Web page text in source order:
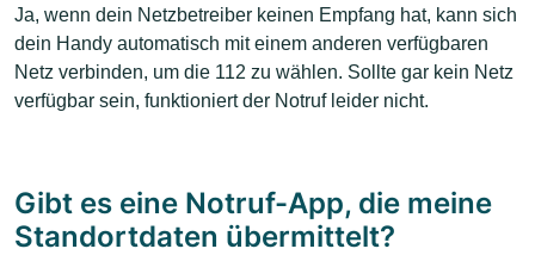
Ja, wenn dein Netzbetreiber keinen Empfang hat, kann sich
dein Handy automatisch mit einem anderen verfügbaren
Netz verbinden, um die 112 zu wählen. Sollte gar kein Netz
verfügbar sein, funktioniert der Notruf leider nicht.
Gibt es eine Notruf-App, die meine
Standortdaten übermittelt?